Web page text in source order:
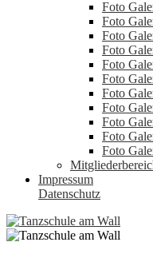
Foto
Foto
Foto
Foto
Foto
Foto
Foto
Foto
Foto
Foto
Foto
Impressum
Datenschutz